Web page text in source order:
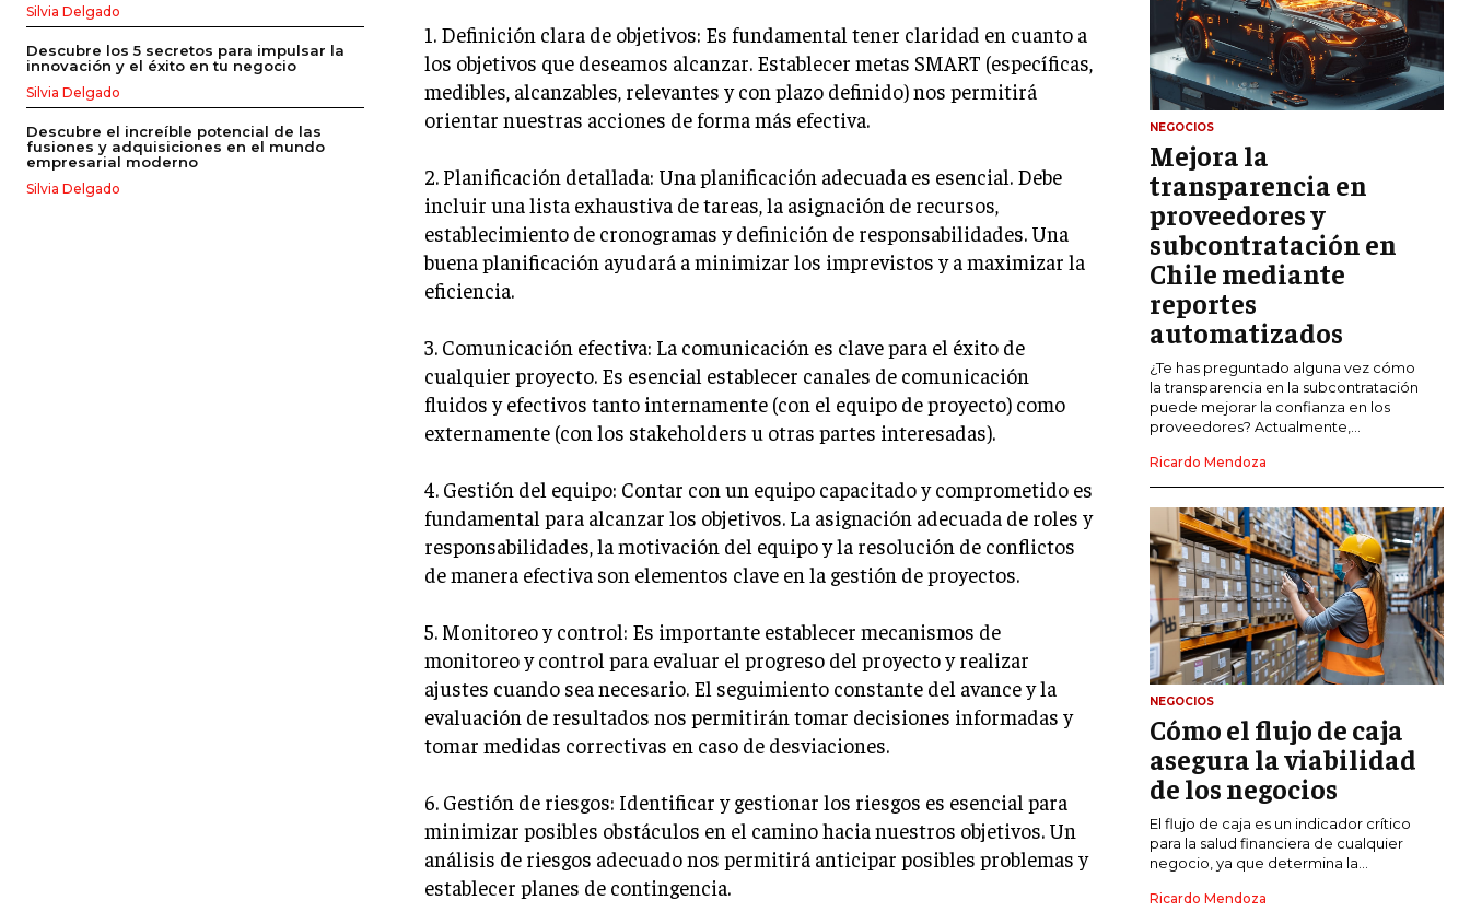
PLANIFICACIÓN EMPRESARIAL
FINANZAS
FINANZAS Y CONTABILIDAD
GESTIÓN DE RECURSOS FINANCIEROS
INVERSIONES Y MERCADOS FINANCIEROS
CONTABILIDAD EMPRESARIAL
ECONOMÍA EMPRESARIAL
INTERNACIONAL
NEGOCIOS INTERNACIONALES
COMERCIO INTERNACIONAL
EXPANSIÓN GLOBAL
ALIANZAS ESTRATÉGICAS
TECNOLOGIA
SOSTENIBILIDAD Y MEDIO AMBIENTE
GESTIÓN DE LA INNOVACIÓN
TECNOLÓGICA
TRANSFORMACIÓN DIGITAL
ANALÍTICA EMPRESARIAL Y BUSINESS
INTELLIGENCE
CIBERSEGURIDAD EMPRESARIAL
ESTRATEGIA
EMPRESAS FAMILIARES Y SUCESIÓN
Silvia Delgado
Descubre los 5 secretos para impulsar la
innovación y el éxito en tu negocio
Silvia Delgado
Descubre el increíble potencial de las
fusiones y adquisiciones en el mundo
empresarial moderno
Silvia Delgado
1. Definición clara de objetivos: Es fundamental tener claridad en cuanto a
los objetivos que deseamos alcanzar. Establecer metas SMART (específicas,
medibles, alcanzables, relevantes y con plazo definido) nos permitirá
orientar nuestras acciones de forma más efectiva.
2. Planificación detallada: Una planificación adecuada es esencial. Debe
incluir una lista exhaustiva de tareas, la asignación de recursos,
establecimiento de cronogramas y definición de responsabilidades. Una
buena planificación ayudará a minimizar los imprevistos y a maximizar la
eficiencia.
3. Comunicación efectiva: La comunicación es clave para el éxito de
cualquier proyecto. Es esencial establecer canales de comunicación
fluidos y efectivos tanto internamente (con el equipo de proyecto) como
externamente (con los stakeholders u otras partes interesadas).
4. Gestión del equipo: Contar con un equipo capacitado y comprometido es
fundamental para alcanzar los objetivos. La asignación adecuada de roles y
responsabilidades, la motivación del equipo y la resolución de conflictos
de manera efectiva son elementos clave en la gestión de proyectos.
5. Monitoreo y control: Es importante establecer mecanismos de
monitoreo y control para evaluar el progreso del proyecto y realizar
ajustes cuando sea necesario. El seguimiento constante del avance y la
evaluación de resultados nos permitirán tomar decisiones informadas y
tomar medidas correctivas en caso de desviaciones.
6. Gestión de riesgos: Identificar y gestionar los riesgos es esencial para
minimizar posibles obstáculos en el camino hacia nuestros objetivos. Un
análisis de riesgos adecuado nos permitirá anticipar posibles problemas y
establecer planes de contingencia.
NEGOCIOS
Mejora la
transparencia en
proveedores y
subcontratación en
Chile mediante
reportes
automatizados
¿Te has preguntado alguna vez cómo
la transparencia en la subcontratación
puede mejorar la confianza en los
proveedores? Actualmente,...
Ricardo Mendoza
NEGOCIOS
Cómo el flujo de caja
asegura la viabilidad
de los negocios
El flujo de caja es un indicador crítico
para la salud financiera de cualquier
negocio, ya que determina la...
Ricardo Mendoza